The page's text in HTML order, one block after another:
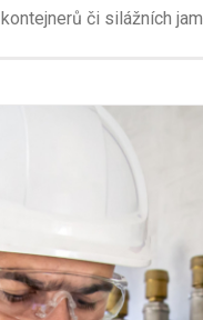
kontejnerů či silážních jam.